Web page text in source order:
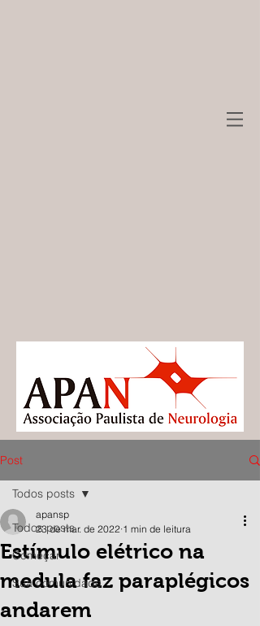
Post
Todos posts
Começar
Sua comunidade
Todos posts
Estímulo elétrico na
medula faz paraplégicos
andarem
apansp
23 de mar. de 2022 1 min de leitura